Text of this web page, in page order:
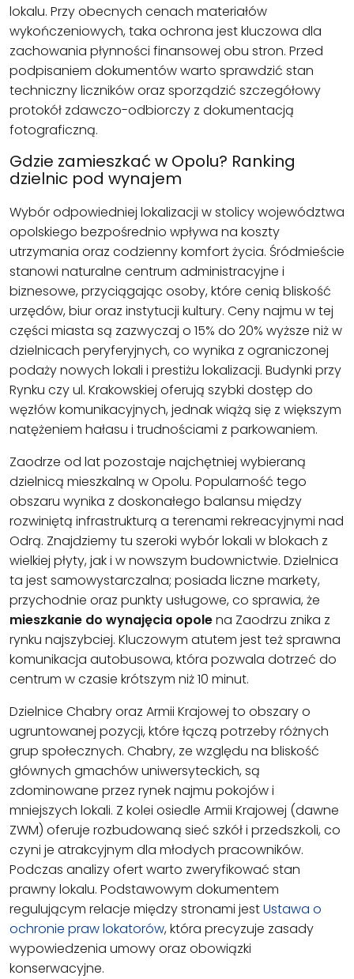
lokalu. Przy obecnych cenach materiałów
wykończeniowych, taka ochrona jest kluczowa dla
zachowania płynności finansowej obu stron. Przed
podpisaniem dokumentów warto sprawdzić stan
techniczny liczników oraz sporządzić szczegółowy
protokół zdawczo-odbiorczy z dokumentacją
fotograficzną.
Gdzie zamieszkać w Opolu? Ranking
dzielnic pod wynajem
Wybór odpowiedniej lokalizacji w stolicy województwa
opolskiego bezpośrednio wpływa na koszty
utrzymania oraz codzienny komfort życia. Śródmieście
stanowi naturalne centrum administracyjne i
biznesowe, przyciągając osoby, które cenią bliskość
urzędów, biur oraz instytucji kultury. Ceny najmu w tej
części miasta są zazwyczaj o 15% do 20% wyższe niż w
dzielnicach peryferyjnych, co wynika z ograniczonej
podaży nowych lokali i prestiżu lokalizacji. Budynki przy
Rynku czy ul. Krakowskiej oferują szybki dostęp do
węzłów komunikacyjnych, jednak wiążą się z większym
natężeniem hałasu i trudnościami z parkowaniem.
Zaodrze od lat pozostaje najchętniej wybieraną
dzielnicą mieszkalną w Opolu. Popularność tego
obszaru wynika z doskonałego balansu między
rozwiniętą infrastrukturą a terenami rekreacyjnymi nad
Odrą. Znajdziemy tu szeroki wybór lokali w blokach z
wielkiej płyty, jak i w nowszym budownictwie. Dzielnica
ta jest samowystarczalna; posiada liczne markety,
przychodnie oraz punkty usługowe, co sprawia, że
mieszkanie do wynajęcia opolena Zaodrzu znika z
rynku najszybciej. Kluczowym atutem jest też sprawna
komunikacja autobusowa, która pozwala dotrzeć do
centrum w czasie krótszym niż 10 minut.
Dzielnice Chabry oraz Armii Krajowej to obszary o
ugruntowanej pozycji, które łączą potrzeby różnych
grup społecznych. Chabry, ze względu na bliskość
głównych gmachów uniwersyteckich, są
zdominowane przez rynek najmu pokojów i
mniejszych lokali. Z kolei osiedle Armii Krajowej (dawne
ZWM) oferuje rozbudowaną sieć szkół i przedszkoli, co
czyni je atrakcyjnym dla młodych pracowników.
Podczas analizy ofert warto zweryfikować stan
prawny lokalu. Podstawowym dokumentem
regulującym relacje między stronami jestUstawa o
ochronie praw lokatorów, która precyzuje zasady
wypowiedzenia umowy oraz obowiązki
konserwacyjne.